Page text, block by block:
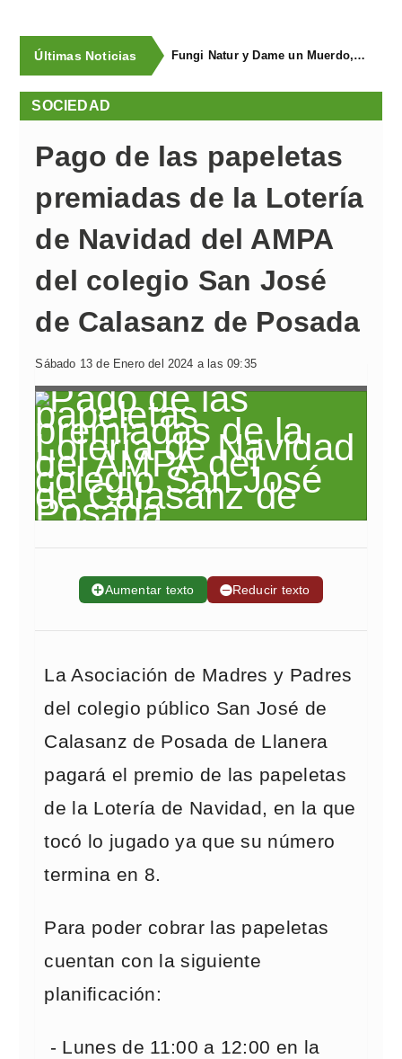
Últimas Noticias Fungi Natur y Dame un Muerdo, premios a los mejores estands de la Feria Agroalimentaria de Productos Ecológicos
SOCIEDAD
Pago de las papeletas
premiadas de la Lotería
de Navidad del AMPA
del colegio San José
de Calasanz de Posada
Sábado 13 de Enero del 2024 a las 09:35
➕Aumentar texto ➖Reducir texto
La Asociación de Madres y Padres
del colegio público San José de
Calasanz de Posada de Llanera
pagará el premio de las papeletas
de la Lotería de Navidad, en la que
tocó lo jugado ya que su número
termina en 8.
Para poder cobrar las papeletas
cuentan con la siguiente
planificación:
- Lunes de 11:00 a 12:00 en la